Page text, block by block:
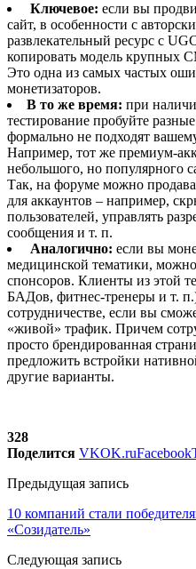
Ключевое: если вы
сайт, в особенности с
развлекательный ресурс с
копировать модель крупных
Это одна из самых частых
монетизаторов.
В то же время: при
тестирование пробуйте
формально не подходят
Например, тот же премиум-
небольшого, но популярного
Так, на форуме можно
для аккаунтов – например,
пользователей, управлять
сообщения и т. п.
Аналогично: если вы
медицинской тематики,
спонсоров. Клиенты из этой
БАДов, фитнес-тренеры и т.
сотрудничестве, если вы
«живой» трафик. Причем
просто брендированная
предложить встройки
другие варианты.
328
Поделится VKOK.ruFacebook
Предыдущая запись
10 компаний стали
«Созидатель»
Следующая запись